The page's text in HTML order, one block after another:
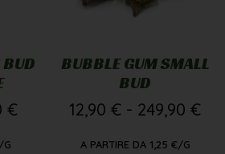
€
/G
BUBBLE GUM SMALL
BUD
12,90 € - 249,90 €
A PARTIRE DA 1,25 €/G